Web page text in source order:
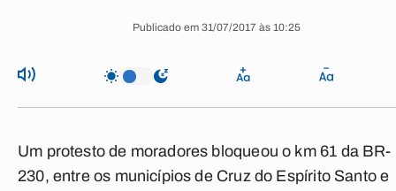
Publicado em 31/07/2017 às 10:25
Um protesto de moradores bloqueou o km 61 da BR-
230, entre os municípios de Cruz do Espírito Santo e